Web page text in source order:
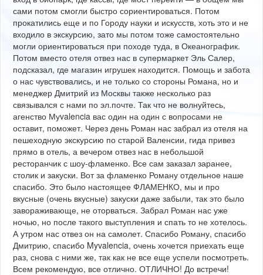
сами потом смогли быстро сориентироваться. Потом
прокатились еще и по Городу науки и искусств, хоть это и не
входило в экскурсию, зато мы потом тоже самостоятельно
могли ориентироваться при походе туда, в Океанографик.
Потом вместо отеля отвез нас в супермаркет Эль Салер,
подсказал, где магазин игрушек находится. Помощь и забота
о нас чувствовались, и не только со стороны Романа, но и
менеджер Дмитрий из Москвы также несколько раз
связывался с нами по эл.почте. Так что не волнуйтесь,
агенство Муvalencia вас один на один с вопросами не
оставит, поможет. Через день Роман нас забрал из отеля на
пешеходную экскурсию по старой Валенсии, гида привез
прямо в отель, а вечером отвез нас в небольшой
ресторанчик с шоу-фламенко. Все сам заказал заранее,
столик и закуски. Вот за фламенко Роману отдельное наше
спасибо. Это было настоящее ФЛАМЕНКО, мы и про
вкусные (очень вкусные) закуски даже забыли, так это было
завораживающе, не оторваться. Забрал Роман нас уже
ночью, но после такого выступления и спать то не хотелось.
А утром нас отвез он на самолет. Спасибо Роману, спасибо
Дмитрию, спасибо Myvalencia, очень хочется приехать еще
раз, снова с ними же, так как не все еще успели посмотреть.
Всем рекомендую, все отлично. ОТЛИЧНО! До встречи!